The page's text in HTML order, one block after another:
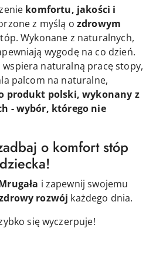
komfortu, jakości i
z myślą o zdrowym
Wykonane z naturalnych,
wygodę na co dzień.
wspiera naturalną pracę stopy,
palcom na naturalne,
produkt polski, wykonany z
- wybór, którego nie
o komfort stóp
dziecka!
i zapewnij swojemu
rozwój każdego dnia.
się wyczerpuje!